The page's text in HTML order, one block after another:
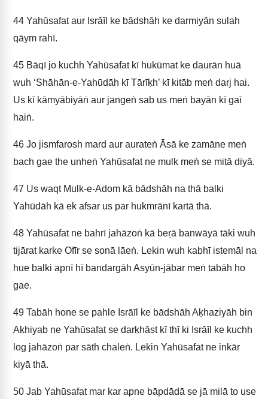
44 Yahūsafat aur Isrāīl ke bādshāh ke darmiyān sulah
qāym rahī.
45 Bāqī jo kuchh Yahūsafat kī hukūmat ke daurān huā
wuh ‘Shāhān-e-Yahūdāh kī Tārīḳh’ kī kitāb meṅ darj hai.
Us kī kāmyābiyāṅ aur jangeṅ sab us meṅ bayān kī gaī
haiṅ.
46 Jo jismfarosh mard aur aurateṅ Āsā ke zamāne meṅ
bach gae the unheṅ Yahūsafat ne mulk meṅ se miṭā diyā.
47 Us waqt Mulk-e-Adom kā bādshāh na thā balki
Yahūdāh kā ek afsar us par hukmrānī kartā thā.
48 Yahūsafat ne bahrī jahāzoṅ kā beṛā banwāyā tāki wuh
tijārat karke Ofīr se sonā lāeṅ. Lekin wuh kabhī istemāl na
hue balki apnī hī bandargāh Asyūn-jābar meṅ tabāh ho
gae.
49 Tabāh hone se pahle Isrāīl ke bādshāh Aḳhaziyāh bin
Aḳhiyab ne Yahūsafat se darḳhāst kī thī ki Isrāīl ke kuchh
log jahāzoṅ par sāth chaleṅ. Lekin Yahūsafat ne inkār
kiyā thā.
50 Jab Yahūsafat mar kar apne bāpdādā se jā milā to use